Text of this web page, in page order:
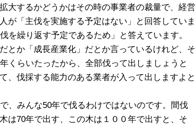
大するかどうかはその時の事業者の裁量で、経営
が「主伐を実施する予定はない」と回答していま
を繰り返す予定であるため」と答えています。
とか「成長産業化」だとか言っているけれど、そ
くらいたったから、全部伐って出しましょうと
、伐採する能力のある業者が入って出しますよと
、みんな50年で伐るわけではないのです。間伐
は70年で出す、この木は１００年で出すと、そ